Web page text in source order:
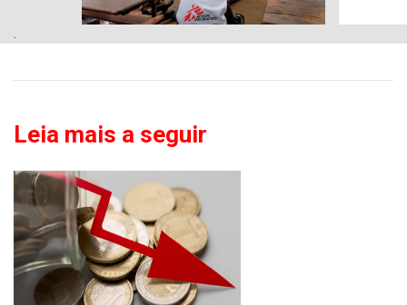
Leia mais a seguir